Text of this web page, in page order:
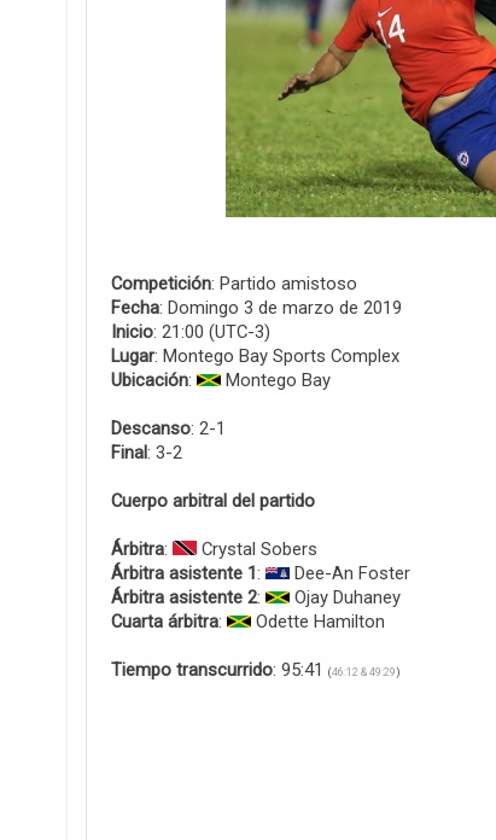
Competición: Partido amistoso
Fecha: Domingo 3 de marzo de 2019
Inicio: 21:00 (UTC-3)
Lugar: Montego Bay Sports Complex
Ubicación: Montego Bay
Descanso: 2-1
Final: 3-2
Cuerpo arbitral del partido
Árbitra:
Crystal Sobers
Árbitra asistente 1:
Dee-An Foster
Árbitra asistente 2:
Ojay Duhaney
Cuarta árbitra: Odette Hamilton
Tiempo transcurrido: 95:41 (46:12 & 49:29 )